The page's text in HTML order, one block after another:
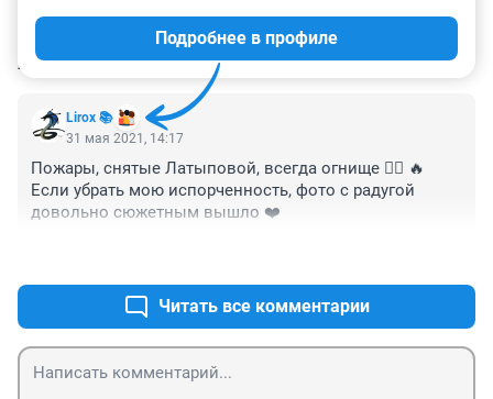
КОММЕНТАРИИ 1
Lirox 📚
Подробнее в профиле
31 мая 2021, 14:17
Пожары, снятые Латыповой, всегда огнище 👍🏻 🔥
Если убрать мою испорченность, фото с радугой
довольно сюжетным вышло ❤️
Читать все комментарии